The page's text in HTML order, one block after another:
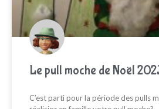
Le pull moche de Noël
C’est parti pour la période des pulls